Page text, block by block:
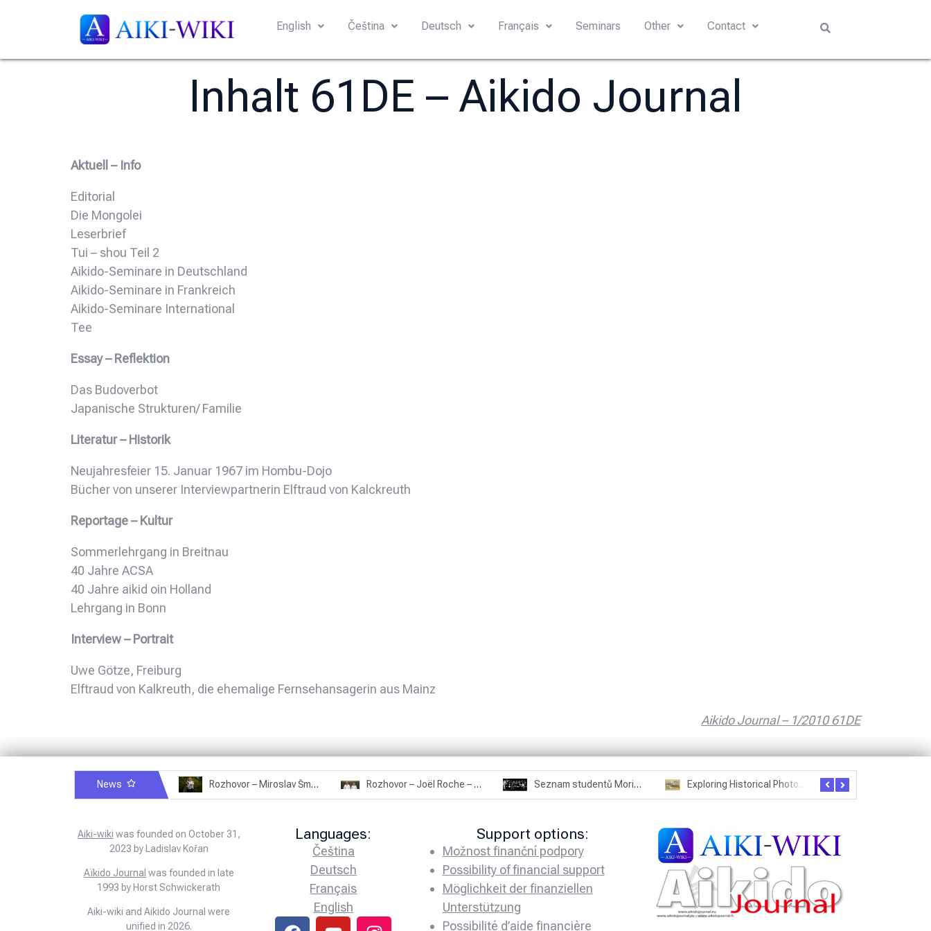
English Čeština Deutsch Français Seminars Other Contact
Inhalt 61DE – Aikido Journal
Aktuell – Info
Editorial
Die Mongolei
Leserbrief
Tui – shou Teil 2
Aikido-Seminare in Deutschland
Aikido-Seminare in Frankreich
Aikido-Seminare International
Tee
Essay – Reflektion
Das Budoverbot
Japanische Strukturen/ Familie
Literatur – Historik
Neujahresfeier 15. Januar 1967 im Hombu-Dojo
Bücher von unserer Interviewpartnerin Elftraud von Kalckreuth
Reportage – Kultur
Sommerlehrgang in Breitnau
40 Jahre ACSA
40 Jahre aikid oin Holland
Lehrgang in Bonn
Interview – Portrait
Uwe Götze, Freiburg
Elftraud von Kalkreuth, die ehemalige Fernsehansagerin aus Mainz
Aikido Journal – 1/2010 61DE
News Rozhovor – Miroslav Šmíd – 22.3.2025 Rozhovor – Joël Roche – 12.4.2025 – Praha, Karlín Seznam studentů Moriheie Ueshiby Exploring Historical Photos – Postcard from the Kwantung Army
Aiki-wiki was founded on October 31,
2023 by Ladislav Kořan
Aïkido Journal was founded in late
1993 by Horst Schwickerath
Aiki-wiki and Aikido Journal were
unified in 2026.
Languages:
Čeština
Deutsch
Français
English
Support options:
Možnost finanční podpory
Possibility of financial support
Möglichkeit der finanziellen
Unterstützung
Possibilité d’aide financière